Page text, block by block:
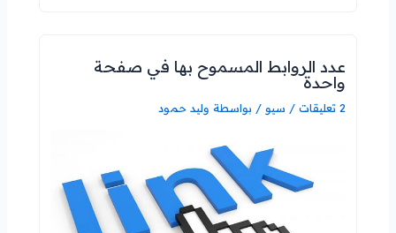
عدد الروابط المسموح بها في صفحة
واحدة
2 تعليقات / سيو / بواسطة وليد حمود